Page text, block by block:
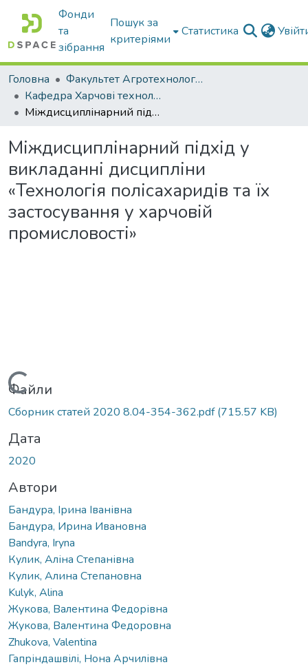
Фонди
та
зібрання
Пошук за
критеріями
Статистика
Головна
Факультет Агротехнологій та екології
Кафедра Харчові технологіі та готельно-ресторанна справа
Міждисциплінарний підхід у викладанні дисципліни «Технологія полісахаридів та їх застосування у харчовій промисловості»
Міждисциплінарний підхід у
викладанні дисципліни
«Технологія полісахаридів та їх
застосування у харчовій
промисловості»
Вантажиться...
Файли
Сборник статей 2020 8.04-354-362.pdf(715.57 KB)
Дата
2020
Автори
Бандура, Ірина Іванівна
Бандура, Ирина Ивановна
Bandyra, Iryna
Кулик, Аліна Степанівна
Кулик, Алина Степановна
Kulyk, Alina
Жукова, Валентина Федорівна
Жукова, Валентина Федоровна
Zhukova, Valentina
Гапріндашвілі, Нона Арчилівна